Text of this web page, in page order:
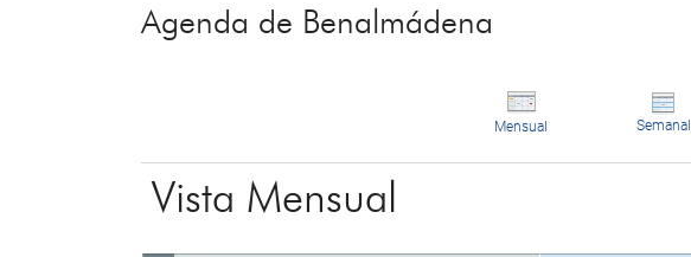
Agenda de Benalmádena
Mensual Semanal
Vista Mensual